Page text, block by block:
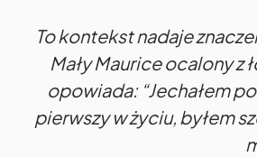
To kontekst nadaje
Mały Maurice ocalony z
opowiada: “Jechałem
pierwszy w życiu, byłem